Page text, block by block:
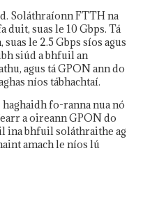
Soláthraíonn FTTH na
duit, suas le 10 Gbps. Tá
le 2.5 Gbps síos agus
siúd a bhfuil an
agus tá GPON ann do
níos tábhachtaí.
fo-ranna nua nó
a oireann GPON do
ina bhfuil soláthraithe ag
amach le níos lú